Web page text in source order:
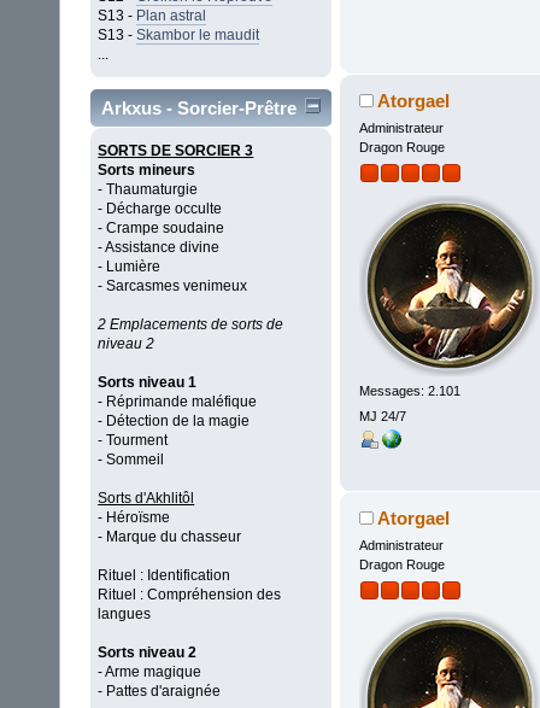
S13 - Plan astral
S13 -Skambor le maudit
...
Arkxus - Sorcier-Prêtre
SORTS DE SORCIER 3
Sorts mineurs
- Thaumaturgie
- Décharge occulte
- Crampe soudaine
- Assistance divine
- Lumière
- Sarcasmes venimeux
2 Emplacements de sorts de
niveau 2
Sorts niveau 1
- Réprimande maléfique
- Détection de la magie
- Tourment
- Sommeil
Sorts d'Akhlitôl
- Héroïsme
- Marque du chasseur
Rituel : Identification
Rituel : Compréhension des
langues
Sorts niveau 2
- Arme magique
- Pattes d'araignée
Atorgael
Administrateur
Dragon Rouge
Messages: 2.101
MJ 24/7
Atorgael
Administrateur
Dragon Rouge